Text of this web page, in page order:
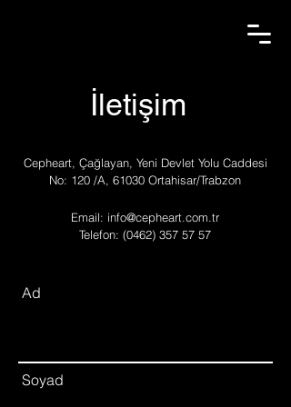
İletişim
Cepheart, Çağlayan, Yeni Devlet Yolu Caddesi
No: 120 /A, 61030 Ortahisar/Trabzon
Email: info@cepheart.com.tr
Telefon: (0462) 357 57 57
Ad
Soyad